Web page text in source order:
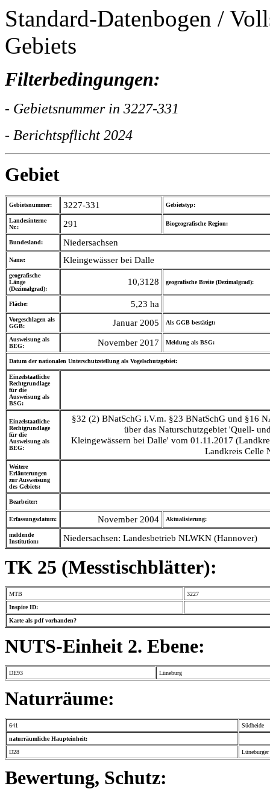
Standard-Datenbogen /
Gebiets
Filterbedingungen:
- Gebietsnummer in 3227-331
- Berichtspflicht 2024
Gebiet
Gebietsnummer: 3227-331 Gebietstyp:
Landesinterne
Nr.:
291 Biogeografische Region:
Bundesland: Niedersachsen
Name: Kleingewässer bei Dalle
geografische
Länge
(Dezimalgrad):
10,3128 geografische Breite (Dezimalgrad):
Fläche: 5,23 ha
Vorgeschlagen als
GGB:
Januar 2005 Als GGB bestätigt:
Ausweisung als
BEG:
November 2017 Meldung als BSG:
Datum der nationalen Unterschutzstellung als Vogelschutzgebiet:
Einzelstaatliche
Rechtgrundlage
für die
Ausweisung als
BSG:
Einzelstaatliche
Rechtgrundlage
für die
Ausweisung als
BEG:
§32 (2) BNatSchG i.V.m. §23 BNatSchG und §16
über das Naturschutzgebiet 'Quell-
Kleingewässern bei Dalle' vom 01.11.2017
Landkreis Celle
Weitere
Erläuterungen
zur Ausweisung
des Gebiets:
Bearbeiter:
Erfassungsdatum: November 2004 Aktualisierung:
meldende
Institution:
Niedersachsen: Landesbetrieb NLWKN (Hannover)
TK 25 (Messtischblätter):
MTB
3227
Inspire ID:
Karte als pdf vorhanden?
NUTS-Einheit 2. Ebene:
DE93 Lüneburg
Naturräume:
641
Südheide
naturräumliche Haupteinheit:
D28
Bewertung, Schutz: